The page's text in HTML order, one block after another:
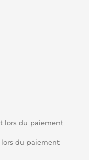
lors du paiement
lors du paiement